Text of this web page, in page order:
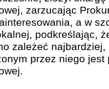
zarzucając
a w
podkreślając,
zależeć
przez niego jest